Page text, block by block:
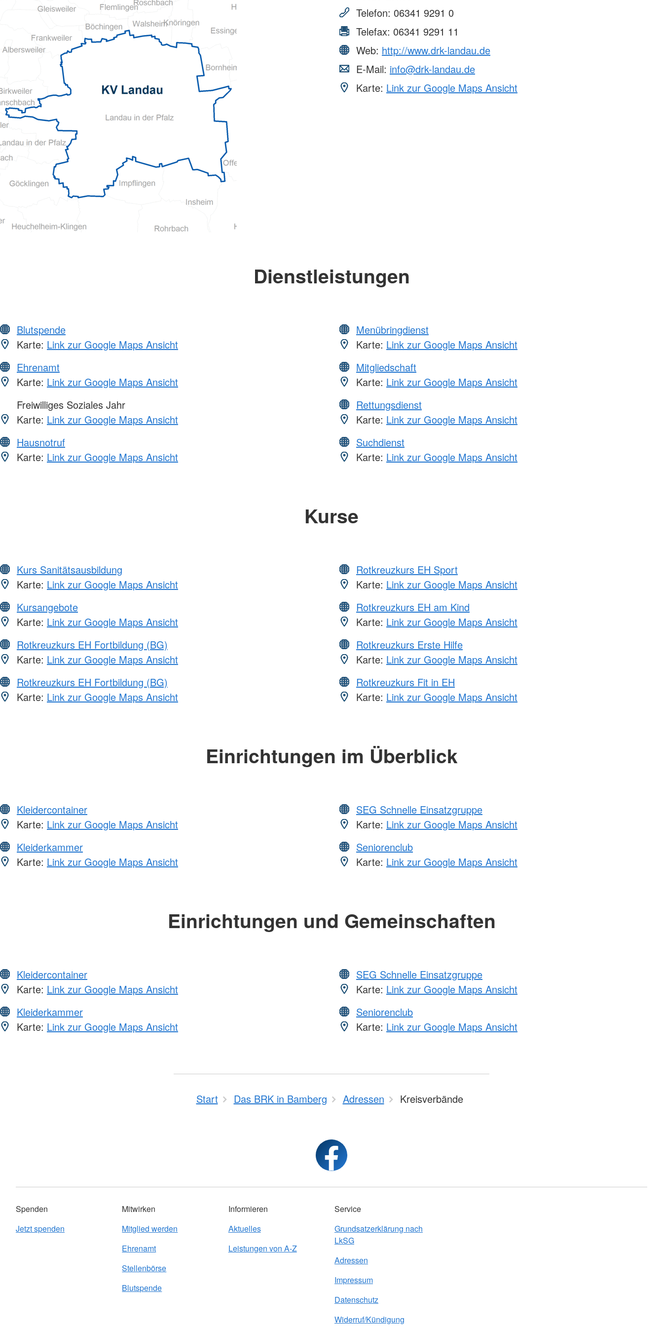
Pflegeberatung
Servicewohnen-Sonnenpark
Tages-Pflege
Telefon: 06341 9291 0
Telefax: 06341 9291 11
Web: http://www.drk-landau.de
E-Mail: info@drk-landau.de
Karte: Link zur Google Maps Ansicht
Dienstleistungen
Blutspende
Karte: Link zur Google Maps Ansicht
Ehrenamt
Karte: Link zur Google Maps Ansicht
Freiwilliges Soziales Jahr
Karte: Link zur Google Maps Ansicht
Hausnotruf
Karte: Link zur Google Maps Ansicht
Menübringdienst
Karte: Link zur Google Maps Ansicht
Mitgliedschaft
Karte: Link zur Google Maps Ansicht
Rettungsdienst
Karte: Link zur Google Maps Ansicht
Suchdienst
Karte: Link zur Google Maps Ansicht
Kurse
Kurs Sanitätsausbildung
Karte: Link zur Google Maps Ansicht
Kursangebote
Karte: Link zur Google Maps Ansicht
Rotkreuzkurs EH Fortbildung (BG)
Karte: Link zur Google Maps Ansicht
Rotkreuzkurs EH Fortbildung (BG)
Karte: Link zur Google Maps Ansicht
Rotkreuzkurs EH Sport
Karte: Link zur Google Maps Ansicht
Rotkreuzkurs EH am Kind
Karte: Link zur Google Maps Ansicht
Rotkreuzkurs Erste Hilfe
Karte: Link zur Google Maps Ansicht
Rotkreuzkurs Fit in EH
Karte: Link zur Google Maps Ansicht
Einrichtungen im Überblick
Kleidercontainer
Karte: Link zur Google Maps Ansicht
Kleiderkammer
Karte: Link zur Google Maps Ansicht
SEG Schnelle Einsatzgruppe
Karte: Link zur Google Maps Ansicht
Seniorenclub
Karte: Link zur Google Maps Ansicht
Einrichtungen und Gemeinschaften
Kleidercontainer
Karte: Link zur Google Maps Ansicht
Kleiderkammer
Karte: Link zur Google Maps Ansicht
SEG Schnelle Einsatzgruppe
Karte: Link zur Google Maps Ansicht
Seniorenclub
Karte: Link zur Google Maps Ansicht
Start Das BRK in Bamberg Adressen Kreisverbände
Spenden
Jetzt spenden
Mitwirken
Mitglied werden
Ehrenamt
Stellenbörse
Blutspende
Informieren
Aktuelles
Leistungen von A-Z
Service
Grundsatzerklärung nach
LkSG
Adressen
Impressum
Datenschutz
Widerruf/Kündigung